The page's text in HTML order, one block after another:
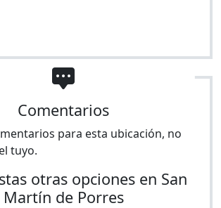
Comentarios
para esta ubicación, no
tuyo.
otras opciones en San
Martín de Porres